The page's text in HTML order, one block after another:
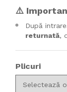
⚠️
După
returnată,
Plicuri